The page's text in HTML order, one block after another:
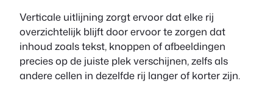
Verticale uitlijning zorgt ervoor dat elke rij
overzichtelijk blijft door ervoor te zorgen dat
inhoud zoals tekst, knoppen of afbeeldingen
precies op de juiste plek verschijnen, zelfs als
andere cellen in dezelfde rij langer of korter zijn.